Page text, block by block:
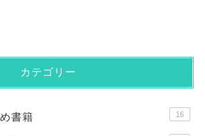
カテゴリー
書籍 16